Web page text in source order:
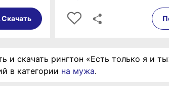
Скачать
и скачать рингтон «Есть только я и
в категории на мужа.